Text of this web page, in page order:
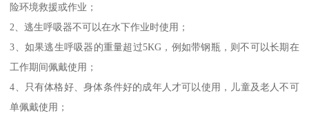
险环境救援或作业；
2、逃生呼吸器不可以在水下作业时使用；
3、如果逃生呼吸器的重量超过5KG，例如带钢瓶，则不可以长期在
工作期间佩戴使用；
4、只有体格好、身体条件好的成年人才可以使用，儿童及老人不可
单佩戴使用；